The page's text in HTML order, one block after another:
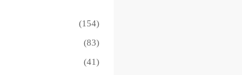
(154)
(83)
(41)